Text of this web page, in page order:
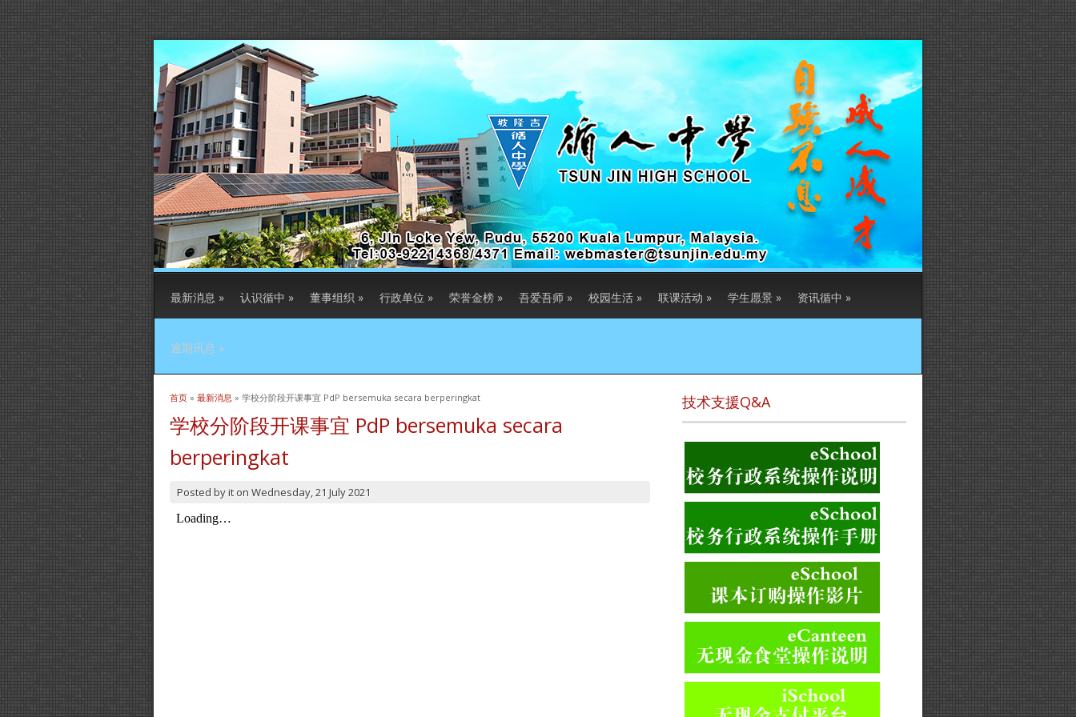
最新消息 » 认识循中 » 董事组织 » 行政单位 » 荣誉金榜 » 吾爱吾师 » 校园生活 » 联课活动 » 学生愿景 » 资讯循中 »
逾期讯息 »
当前位置
首页 » 最新消息 » 学校分阶段开课事宜 PdP bersemuka secara berperingkat
学校分阶段开课事宜 PdP bersemuka secara
berperingkat
Posted byit on Wednesday, 21 July 2021
技术支援Q&A